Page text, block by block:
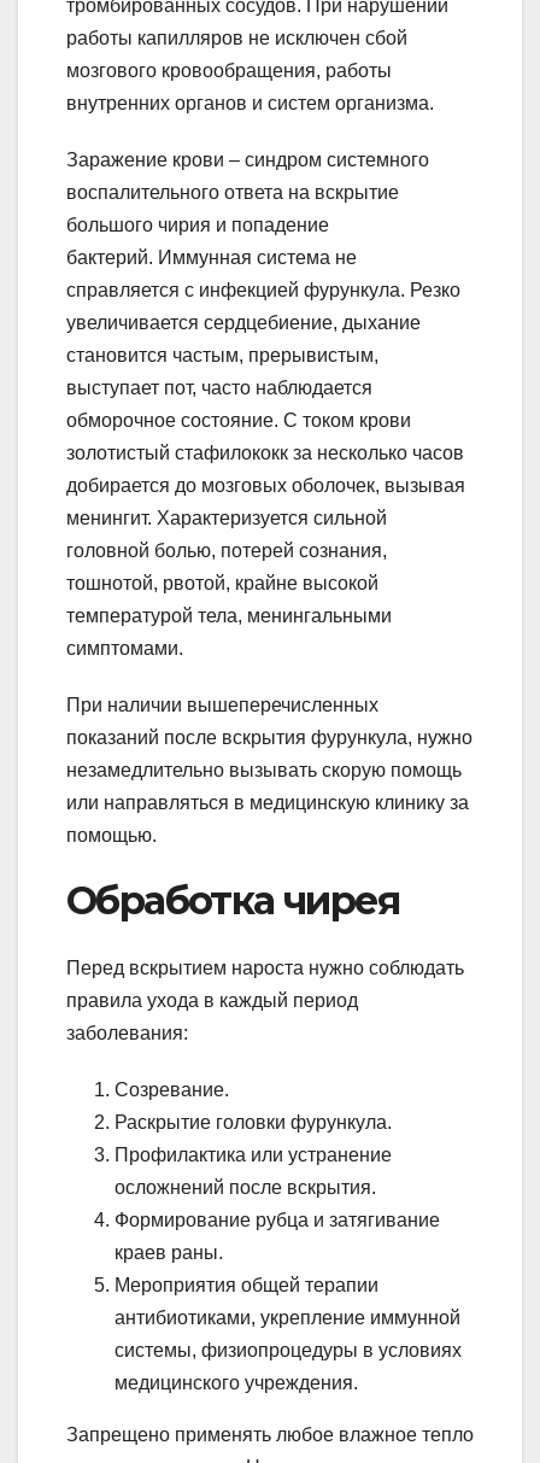
тромбированных сосудов. При нарушении
работы капилляров не исключен сбой
мозгового кровообращения, работы
внутренних органов и систем организма.
Заражение крови – синдром системного
воспалительного ответа на вскрытие
большого чирия и попадение
бактерий. Иммунная система не
справляется с инфекцией фурункула. Резко
увеличивается сердцебиение, дыхание
становится частым, прерывистым,
выступает пот, часто наблюдается
обморочное состояние. С током крови
золотистый стафилококк за несколько часов
добирается до мозговых оболочек, вызывая
менингит. Характеризуется сильной
головной болью, потерей сознания,
тошнотой, рвотой, крайне высокой
температурой тела, менингальными
симптомами.
При наличии вышеперечисленных
показаний после вскрытия фурункула, нужно
незамедлительно вызывать скорую помощь
или направляться в медицинскую клинику за
помощью.
Обработка чирея
Перед вскрытием нароста нужно соблюдать
правила ухода в каждый период
заболевания:
Созревание.
Раскрытие головки фурункула.
Профилактика или устранение
осложнений после вскрытия.
Формирование рубца и затягивание
краев раны.
Мероприятия общей терапии
антибиотиками, укрепление иммунной
системы, физиопроцедуры в условиях
медицинского учреждения.
Запрещено применять любое влажное тепло